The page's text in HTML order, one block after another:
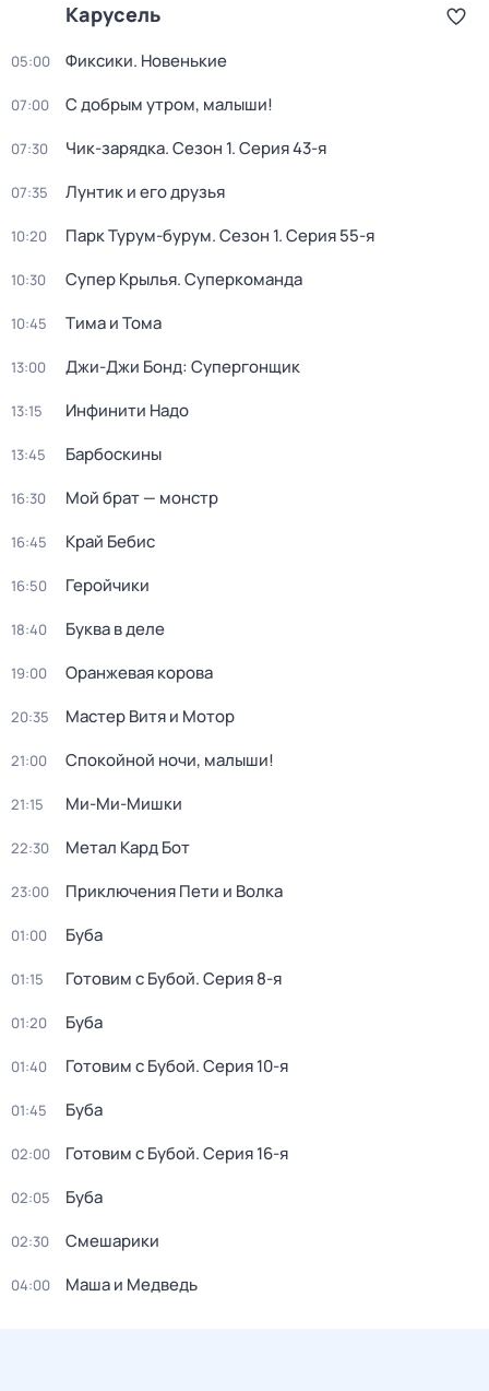
Карусель
05:00 Фиксики. Новенькие
07:00 С добрым утром, малыши!
07:30 Чик-зарядка. Сезон 1. Серия 43-я
07:35 Лунтик и его друзья
10:20 Парк Турум-бурум. Сезон 1. Серия 55-я
10:30 Супер Крылья. Суперкоманда
10:45 Тима и Тома
13:00 Джи-Джи Бонд: Супергонщик
13:15 Инфинити Надо
13:45 Барбоскины
16:30 Мой брат — монстр
16:45 Край Бебис
16:50 Геройчики
18:40 Буква в деле
19:00 Оранжевая корова
20:35 Мастер Витя и Мотор
21:00 Спокойной ночи, малыши!
21:15 Ми-Ми-Мишки
22:30 Метал Кард Бот
23:00 Приключения Пети и Волка
01:00 Буба
01:15 Готовим с Бубой. Серия 8-я
01:20 Буба
01:40 Готовим с Бубой. Серия 10-я
01:45 Буба
02:00 Готовим с Бубой. Серия 16-я
02:05 Буба
02:30 Смешарики
04:00 Маша и Медведь